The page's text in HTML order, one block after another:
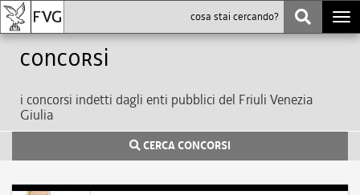
Concorsi
i concorsi indetti dagli enti pubblici del Friuli Venezia
Giulia
CERCA CONCORSI